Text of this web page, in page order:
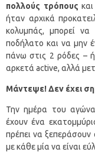
πολλούς τρόπους
ήταν αρχικά
κολυμπάς, μπορεί
ποδήλατο και να μην
πάνω στις 2 ρόδες –
αρκετά active, αλλά
Μάντεψε! Δεν έχει
Την ημέρα του αγώνα
έχουν ένα
πρέπει να
με κάθε μία να είναι